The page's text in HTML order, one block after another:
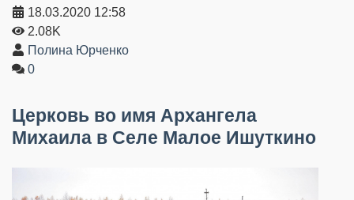
18.03.2020 12:58
2.08K
Полина Юрченко
0
Церковь во имя Архангела
Михаила в Селе Малое Ишуткино